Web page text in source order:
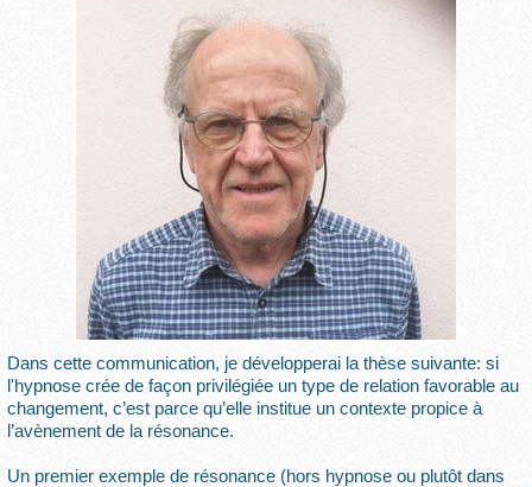
Dans cette communication, je développerai la thèse suivante: si
l'hypnose crée de façon privilégiée un type de relation favorable au
changement, c’est parce qu’elle institue un contexte propice à
l’avènement de la résonance.
Un premier exemple de résonance (hors hypnose ou plutôt dans